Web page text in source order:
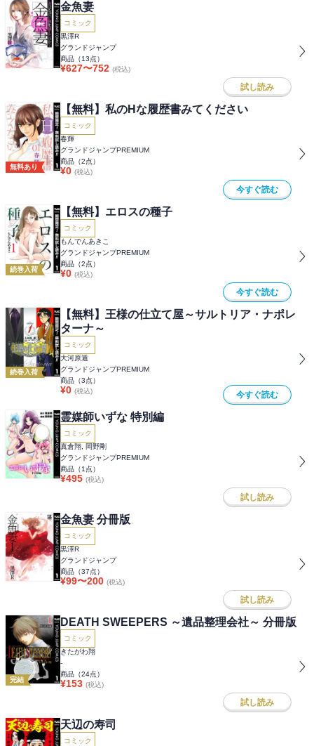
金魚妻
コミック
黒澤R
グランドジャンプ
商品（13点）
¥627〜752 (税込)
試し読み
無料あり
【無料】私のHな履歴書みてください
コミック
春輝
グランドジャンプPREMIUM
商品（2点）
¥0 (税込)
今すぐ読む
続巻入荷
【無料】エロスの種子
コミック
もんでんあきこ
グランドジャンプPREMIUM
商品（2点）
¥0 (税込)
今すぐ読む
続巻入荷
【無料】王様の仕立て屋～サルトリア・ナポレ
ターナ～
コミック
大河原遁
グランドジャンプPREMIUM
商品（3点）
¥0 (税込) 今すぐ読む
霊媒師いずな 特別編
コミック
真倉翔, 岡野剛
グランドジャンプPREMIUM
商品（1 点）
¥495 (税込)
試し読み
金魚妻 分冊版
コミック
黒澤R
グランドジャンプ
商品（37点）
¥99〜200 (税込)
試し読み
完結
DEATH SWEEPERS ～遺品整理会社～ 分冊版
コミック
きたがわ翔
-
商品（24点）
¥153 (税込)
試し読み
天辺の寿司
コミック